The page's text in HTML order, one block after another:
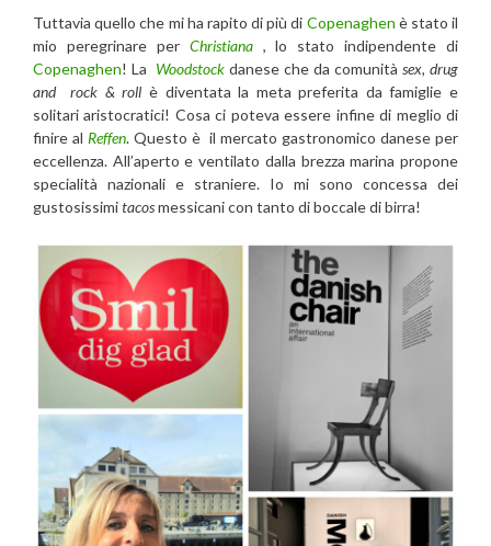
Tuttavia quello che mi ha rapito di più di Copenaghen è stato il
mio peregrinare per Christiana, lo stato indipendente di
Copenaghen! La Woodstock danese che da comunità sex, drug
and rock & roll è diventata la meta preferita da famiglie e
solitari aristocratici! Cosa ci poteva essere infine di meglio di
finire al Reffen. Questo è il mercato gastronomico danese per
eccellenza. All’aperto e ventilato dalla brezza marina propone
specialità nazionali e straniere. Io mi sono concessa dei
gustosissimitacosmessicani con tanto di boccale di birra!